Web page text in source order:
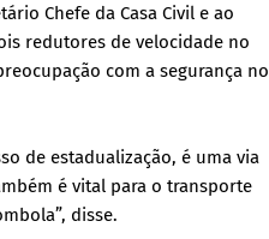
Chefe da Casa Civil e ao
redutores de velocidade no
com a segurança no
de estadualização, é uma via
é vital para o transporte
disse.